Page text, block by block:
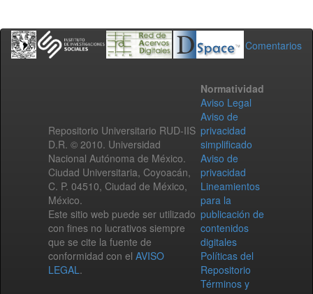
Comentarios
Repositorio Universitario RUD-IIS
D.R. © 2010. Universidad
Nacional Autónoma de México.
Ciudad Universitaria, Coyoacán,
C. P. 04510, Ciudad de México,
México.
Este sitio web puede ser utilizado
con fines no lucrativos siempre
que se cite la fuente de
conformidad con el AVISO
LEGAL.
Normatividad
Aviso Legal
Aviso de
privacidad
simplificado
Aviso de
privacidad
Lineamientos
para la
publicación de
contenidos
digitales
Políticas del
Repositorio
Términos y